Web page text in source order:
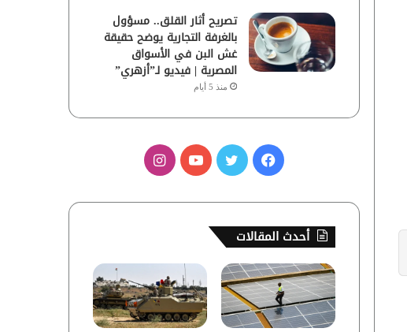
تصريح أثار القلق.. مسؤول
بالغرفة التجارية يوضح حقيقة
غش البن في الأسواق
المصرية | فيديو لـ”أزهري”
منذ 5 أيام
ف
س
و
ك
ي
ر
و
ب
ا
ق
ر
أحدث المقالات